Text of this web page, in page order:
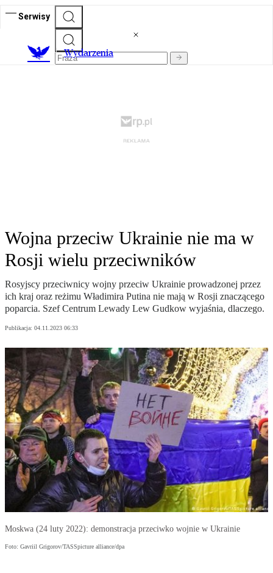
Serwisy
Wydarzenia
Wojna przeciw Ukrainie nie ma w
Rosji wielu przeciwników
Rosyjscy przeciwnicy wojny przeciw Ukrainie prowadzonej przez
ich kraj oraz reżimu Władimira Putina nie mają w Rosji znaczącego
poparcia. Szef Centrum Lewady Lew Gudkow wyjaśnia, dlaczego.
Publikacja: 04.11.2023 06:33
Moskwa (24 luty 2022): demonstracja przeciwko wojnie w Ukrainie
Foto: Gavriil Grigorov/TASSpicture alliance/dpa